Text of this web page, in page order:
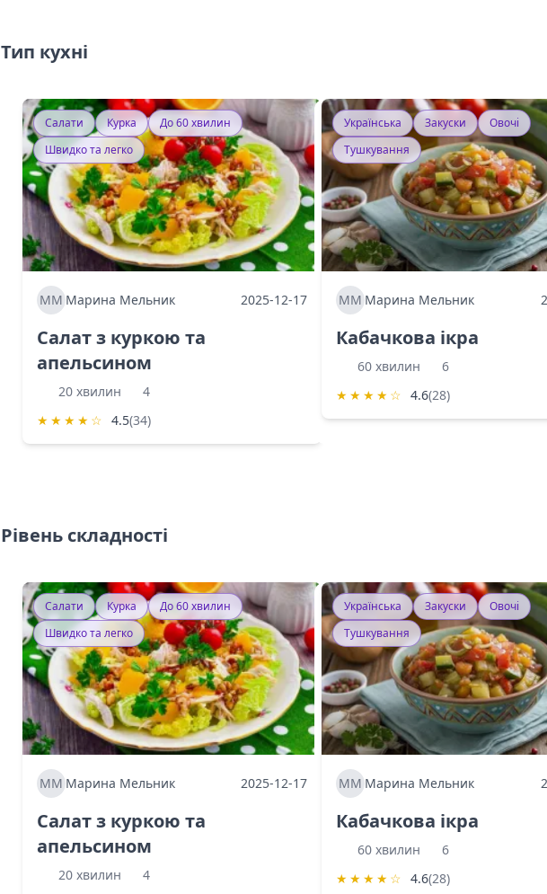
Тип кухні
Салати Курка
До 60 хвилин
Швидко та легко
ММ Марина Мельник 2025-12-17
Салат з куркою та
апельсином
20 хвилин
4
★ ★ ★ ★ ☆ 4.5(34)
Українська Закуски
Овочі
Тушкування
ММ Марина Мельник
Кабачкова ікра
60 хвилин
6
★ ★ ★ ★ ☆ 4.6(28)
Рівень складності
Салати Курка
До 60 хвилин
Швидко та легко
ММ Марина Мельник 2025-12-17
Салат з куркою та
апельсином
20 хвилин
4
Українська Закуски
Овочі
Тушкування
ММ Марина Мельник
Кабачкова ікра
60 хвилин
6
★ ★ ★ ★ ☆ 4.6(28)